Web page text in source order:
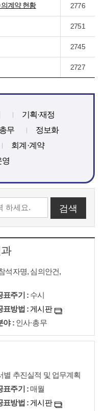
계약 현황 2776
2751
2745
2727
기획·재정
무
정보화
회계·계약
영
석자명, 심의안건,
표주기 : 수시
표방법 : 게시판
야 :인사·총무
별 추진실적 및 업무계획
표주기 : 매월
표방법 : 게시판